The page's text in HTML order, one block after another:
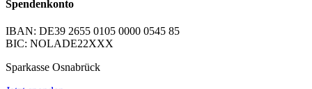
Spendenkonto
IBAN: DE39 2655 0105 0000 0545 85
BIC: NOLADE22XXX
Sparkasse Osnabrück